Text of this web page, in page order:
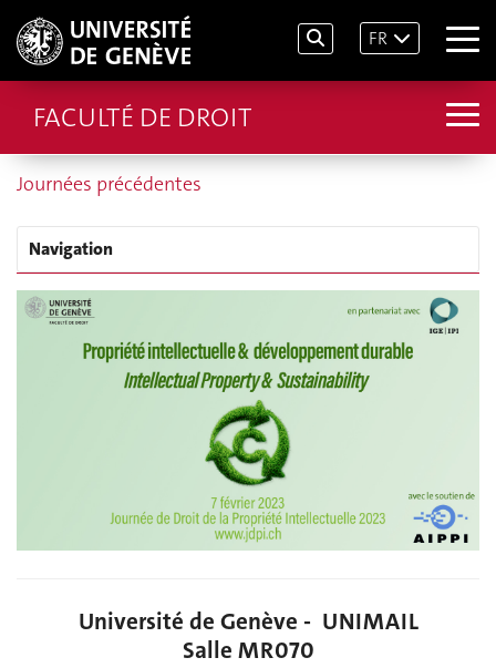
FR
FACULTÉ DE DROIT
Journées précédentes
Navigation
Université de Genève - UNIMAIL
Salle MR070